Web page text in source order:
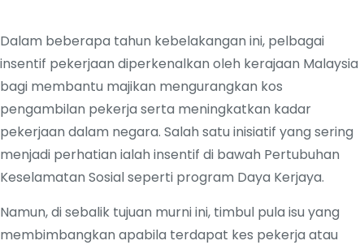
Dalam beberapa tahun kebelakangan ini, pelbagai
insentif pekerjaan diperkenalkan oleh kerajaan Malaysia
bagi membantu majikan mengurangkan kos
pengambilan pekerja serta meningkatkan kadar
pekerjaan dalam negara. Salah satu inisiatif yang sering
menjadi perhatian ialah insentif di bawah Pertubuhan
Keselamatan Sosial seperti program Daya Kerjaya.
Namun, di sebalik tujuan murni ini, timbul pula isu yang
membimbangkan apabila terdapat kes pekerja atau